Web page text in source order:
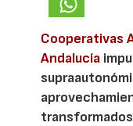
Cooperativas
Andalucía